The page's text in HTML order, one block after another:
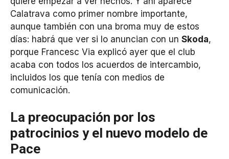
Calatrava como primer nombre importante,
aunque también con una broma muy de estos
días: habrá que ver si lo anuncian con un Skoda,
porque Francesc Via explicó ayer que el club
acaba con todos los acuerdos de intercambio,
incluidos los que tenía con medios de
comunicación.
La preocupación por los
patrocinios y el nuevo modelo de
Pace